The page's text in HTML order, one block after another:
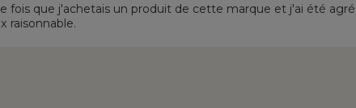
fois que j'achetais un produit de cette marque et j'ai été
raisonnable.